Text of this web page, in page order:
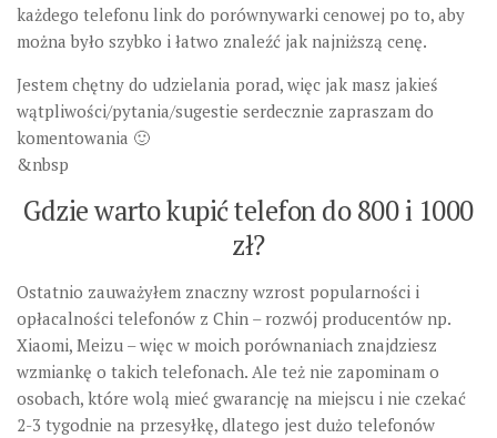
każdego telefonu link do porównywarki cenowej po to, aby
można było szybko i łatwo znaleźć jak najniższą cenę.
Jestem chętny do udzielania porad, więc jak masz jakieś
wątpliwości/pytania/sugestie serdecznie zapraszam do
komentowania 🙂
&nbsp
Gdzie warto kupić telefon do 800 i 1000
zł?
Ostatnio zauważyłem znaczny wzrost popularności i
opłacalności telefonów z Chin – rozwój producentów np.
Xiaomi, Meizu – więc w moich porównaniach znajdziesz
wzmiankę o takich telefonach. Ale też nie zapominam o
osobach, które wolą mieć gwarancję na miejscu i nie czekać
2-3 tygodnie na przesyłkę, dlatego jest dużo telefonów